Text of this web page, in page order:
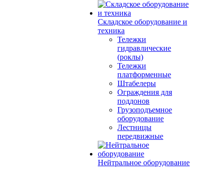
Складское оборудование и
техника
Тележки
гидравлические
(роклы)
Тележки
платформенные
Штабелеры
Ограждения для
поддонов
Грузоподъемное
оборудование
Лестницы
передвижные
Нейтральное оборудование